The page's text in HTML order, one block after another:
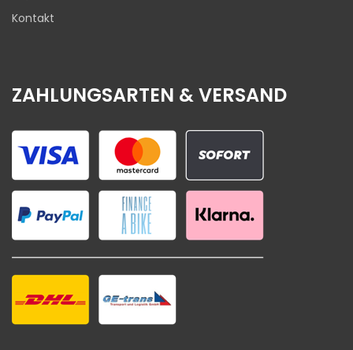
Kontakt
ZAHLUNGSARTEN & VERSAND